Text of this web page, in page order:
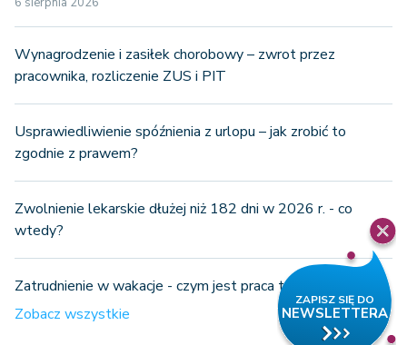
Wynagrodzenie i zasiłek chorobowy – zwrot przez
pracownika, rozliczenie ZUS i PIT
Usprawiedliwienie spóźnienia z urlopu – jak zrobić to
zgodnie z prawem?
Zwolnienie lekarskie dłużej niż 182 dni w 2026 r. - co
wtedy?
Zatrudnienie w wakacje - czym jest praca tymczasowa?
Zobacz wszystkie